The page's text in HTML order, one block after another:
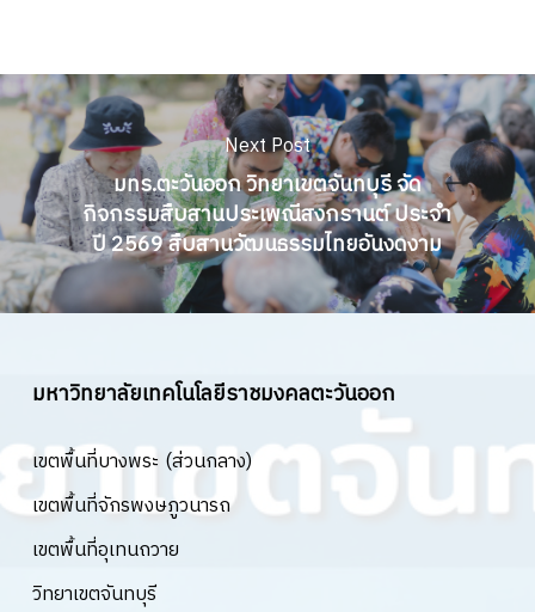
Next Post
มทร.ตะวันออก วิทยาเขตจันทบุรี จัด
กิจกรรมสืบสานประเพณีสงกรานต์ ประจำ
ปี 2569 สืบสานวัฒนธรรมไทยอันงดงาม
มหาวิทยาลัยเทคโนโลยีราชมงคลตะวันออก
เขตพื้นที่บางพระ (ส่วนกลาง)
เขตพื้นที่จักรพงษภูวนารถ
เขตพื้นที่อุเทนถวาย
วิทยาเขตจันทบุรี